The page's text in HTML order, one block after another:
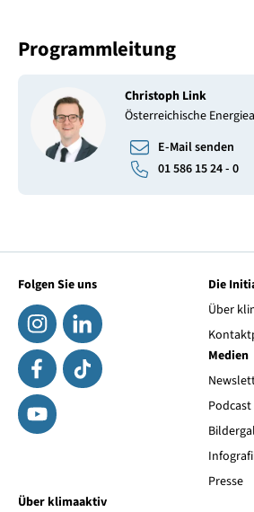
Programmleitung
Christoph Link
Österreichische
E-Mail senden
01 586 15 24 - 0
Folgen Sie uns
Die
Über
Medien
Podcast
Presse
Über klimaaktiv